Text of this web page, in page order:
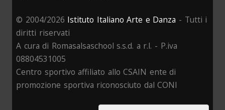
© 2004/2026 Istituto Italiano Arte e Danza - Tutti i
diritti riservati
A cura di Romasalsaschool s.s.d. a r.l. - P.iva
08804531005
Centro sportivo affiliato allo CSAIN ente di
promozione sportiva riconosciuto dal CONI